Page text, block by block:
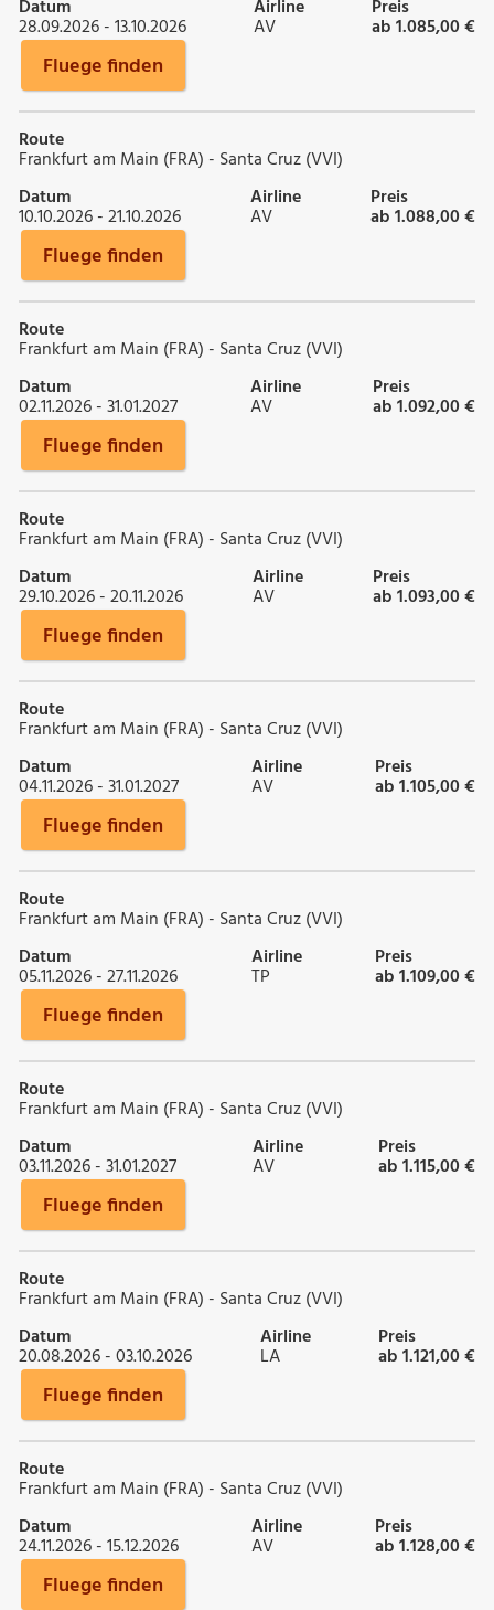
Datum
28.09.2026 - 13.10.2026
Airline
AV
Preis
ab 1.085,00 €
Fluege finden
Route
Frankfurt am Main (FRA) - Santa Cruz (VVI)
Datum
10.10.2026 - 21.10.2026
Airline
AV
Preis
ab 1.088,00 €
Fluege finden
Route
Frankfurt am Main (FRA) - Santa Cruz (VVI)
Datum
02.11.2026 - 31.01.2027
Airline
AV
Preis
ab 1.092,00 €
Fluege finden
Route
Frankfurt am Main (FRA) - Santa Cruz (VVI)
Datum
29.10.2026 - 20.11.2026
Airline
AV
Preis
ab 1.093,00 €
Fluege finden
Route
Frankfurt am Main (FRA) - Santa Cruz (VVI)
Datum
04.11.2026 - 31.01.2027
Airline
AV
Preis
ab 1.105,00 €
Fluege finden
Route
Frankfurt am Main (FRA) - Santa Cruz (VVI)
Datum
05.11.2026 - 27.11.2026
Airline
TP
Preis
ab 1.109,00 €
Fluege finden
Route
Frankfurt am Main (FRA) - Santa Cruz (VVI)
Datum
03.11.2026 - 31.01.2027
Airline
AV
Preis
ab 1.115,00 €
Fluege finden
Route
Frankfurt am Main (FRA) - Santa Cruz (VVI)
Datum
20.08.2026 - 03.10.2026
Airline
LA
Preis
ab 1.121,00 €
Fluege finden
Route
Frankfurt am Main (FRA) - Santa Cruz (VVI)
Datum
24.11.2026 - 15.12.2026
Airline
AV
Preis
ab 1.128,00 €
Fluege finden